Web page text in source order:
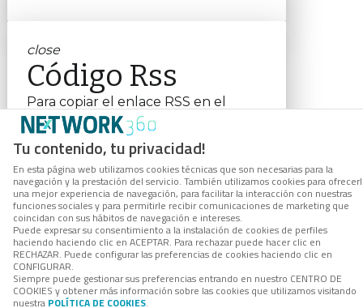
Tu contenido, tu privacidad!
En esta página web utilizamos cookies técnicas que son necesarias para la
navegación y la prestación del servicio. También utilizamos cookies para
una mejor experiencia de navegación, para facilitar la interacción con nuestras
funciones sociales y para permitirle recibir comunicaciones de marketing que
coincidan con sus hábitos de navegación e intereses.
Puede expresar su consentimiento a la instalación de cookies de perfiles
haciendo haciendo clic en ACEPTAR. Para rechazar puede hacer clic en
RECHAZAR. Puede configurar las preferencias de cookies haciendo clic en
CONFIGURAR.
Siempre puede gestionar sus preferencias entrando en nuestro CENTRO DE
COOKIES y obtener más información sobre las cookies que utilizamos visitando
nuestra POLÍTICA DE COOKIES.
close
Código Rss
Para copiar el enlace RSS en el
portapapeles, haga clic en el botón.
RSS link
COPIAR ENLACE